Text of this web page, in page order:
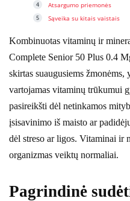
Atsargumo priemonės
Sąveika su kitais vaistais
Kombinuotas vitaminų ir
Complete Senior 50 Plus 0.4
skirtas suaugusiems
vartojamas vitaminų trūkumui
pasireikšti dėl netinkamos
įsisavinimo iš maisto ar
dėl streso ar ligos. Vitaminai ir
organizmas veiktų normaliai.
Pagrindinė